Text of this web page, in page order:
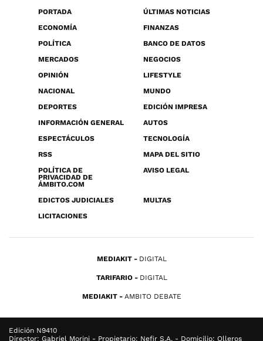
PORTADA
ÚLTIMAS NOTICIAS
ECONOMÍA
FINANZAS
POLÍTICA
BANCO DE DATOS
MERCADOS
NEGOCIOS
OPINIÓN
LIFESTYLE
NACIONAL
MUNDO
DEPORTES
EDICIÓN IMPRESA
INFORMACIÓN GENERAL
AUTOS
ESPECTÁCULOS
TECNOLOGÍA
RSS
MAPA DEL SITIO
POLÍTICA DE
PRIVACIDAD DE
ÁMBITO.COM
AVISO LEGAL
EDICTOS JUDICIALES
MULTAS
LICITACIONES
MEDIAKIT DIGITAL
TARIFARIO DIGITAL
MEDIAKIT AMBITO DEBATE
Edición N9410
Director: Gabriel Morini - Propietario: Nefir S.A. - Domicilio: Olleros